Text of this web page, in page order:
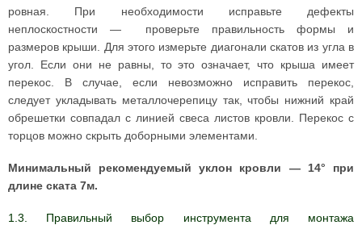
ровная. При необходимости исправьте дефекты
неплоскостности — проверьте правильность формы и
размеров крыши. Для этого измерьте диагонали скатов из угла в
угол. Если они не равны, то это означает, что крыша имеет
перекос. В случае, если невозможно исправить перекос,
следует укладывать металлочерепицу так, чтобы нижний край
обрешетки совпадал с линией свеса листов кровли. Перекос с
торцов можно скрыть доборными элементами.
Минимальный рекомендуемый уклон кровли — 14° при
длине ската 7м.
1.3. Правильный выбор инструмента для монтажа